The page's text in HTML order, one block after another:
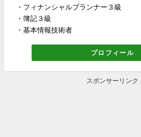
・フィナンシャルプランナー３級
・簿記３級
・基本情報技術者
プロフィール
スポンサーリンク